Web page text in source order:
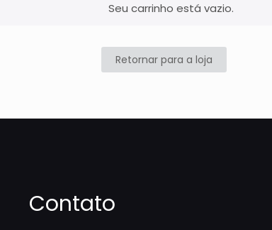
Seu carrinho está vazio.
Retornar para a loja
Contato